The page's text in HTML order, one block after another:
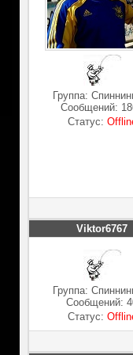
Группа:
Сообщений:
Статус:
Viktor6767
Группа:
Сообщений:
Статус: